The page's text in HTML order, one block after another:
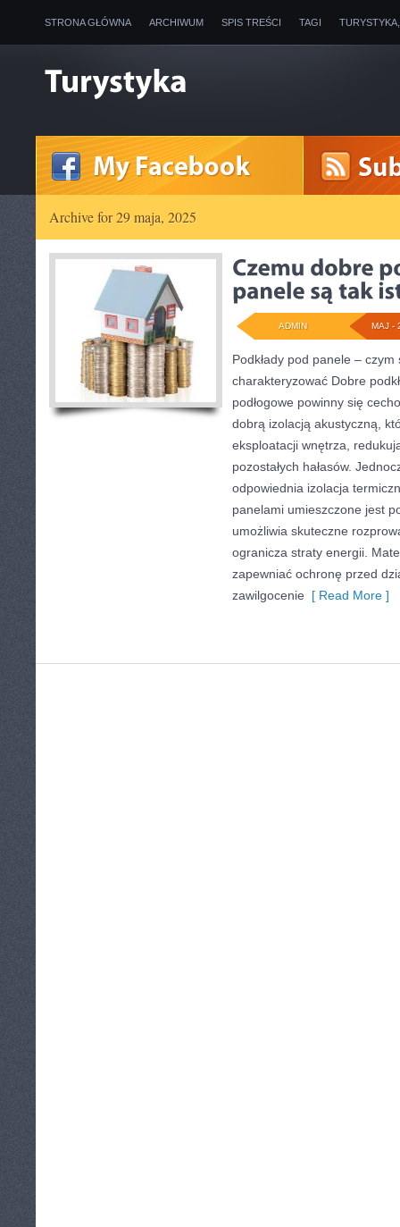
STRONA GŁÓWNA ARCHIWUM SPIS TREŚCI TAGI
Archive for 29 maja, 2025
MAJ -
ADMIN
Podkłady pod panele – czym
charakteryzować Dobre
podłogowe powinny się
dobrą izolacją akustyczną,
eksploatacji wnętrza,
pozostałych hałasów.
odpowiednia izolacja
panelami umieszczone jest
umożliwia skuteczne
ogranicza straty energii.
zapewniać ochronę przed
zawilgocenie [ Read More ]